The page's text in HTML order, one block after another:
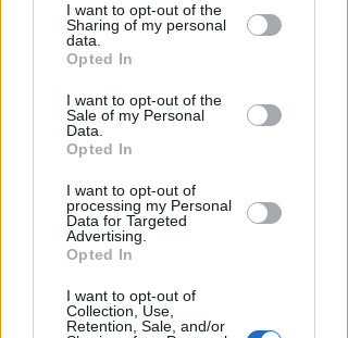
by third parties on the IAB’s list of
downstream participants.
by us to third parties on the IAB’s List of
Downstream Participants that may
further disclose it to other third parties.
I want to opt-out of the
Sharing of my personal
data.
Opted In
I want to opt-out of the
Sale of my Personal
Data.
Opted In
I want to opt-out of
processing my Personal
Data for Targeted
Advertising.
Opted In
I want to opt-out of
Collection, Use,
Retention, Sale, and/or
TANA VINCE A JESI
Scatta il torneo nazionale Open
femminile del Tennis Club
Viserba